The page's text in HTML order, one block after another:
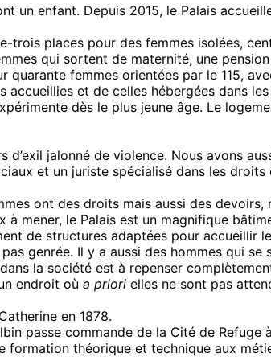
un enfant. Depuis 2015, le Palais
places pour des femmes isolées,
qui sortent de maternité, une
femmes orientées par le 115,
et de celles hébergées dans
dès le plus jeune âge. Le
jalonné de violence. Nous avons
et un juriste spécialisé dans les
ont des droits mais aussi des
mener, le Palais est un magnifique
de structures adaptées pour accueillir
genrée. Il y a aussi des hommes qui
la société est à repenser
endroit où a priori elles ne sont pas
en 1878.
passe commande de la Cité de Refuge
formation théorique et technique aux